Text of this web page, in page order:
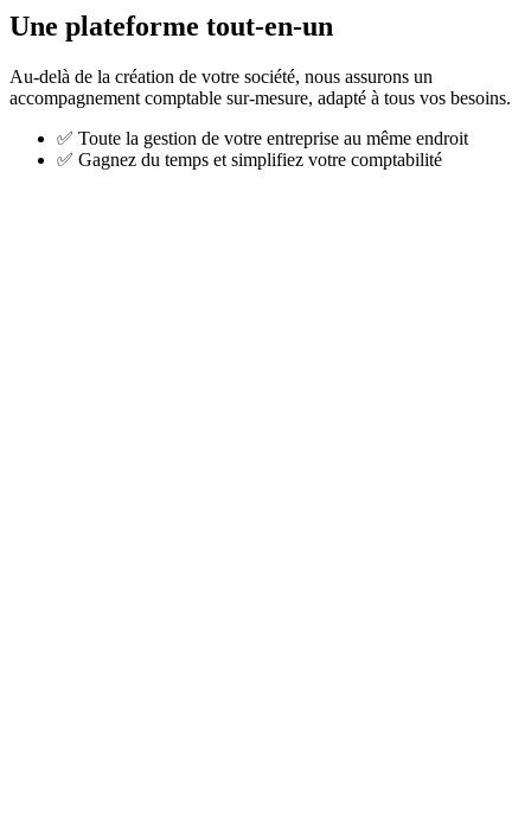
Une plateforme tout-en-un
Au-delà de la création de votre société, nous assurons un
accompagnement comptable sur-mesure, adapté à tous vos besoins.
✅ Toute la gestion de votre entreprise au même endroit
✅ Gagnez du temps et simplifiez votre comptabilité